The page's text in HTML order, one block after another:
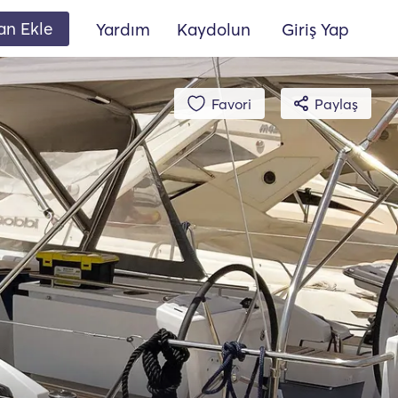
Ekle Yardım Kaydolun Giriş Yap
Favori Paylaş